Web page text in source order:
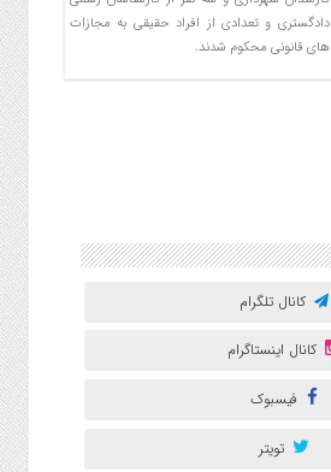
دادگستری و تعدادی از افراد حقیقی به مجازات
های قانونی محکوم شدند.
کانال تلگرام
کانال اینستاگرام
فیسبوک
تویتر